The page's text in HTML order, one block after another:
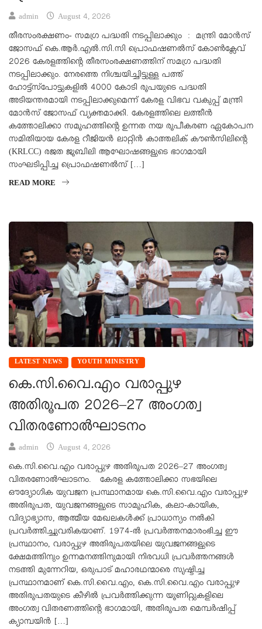
admin August 4, 2026
തീരസംരക്ഷണം- സമഗ്ര പദ്ധതി നടപ്പിലാക്കും : മന്ത്രി മോൻസ്
ജോസഫ് കെ.ആർ.എൽ.സി.സി പ്രൊഫഷണൽസ് കോണ്‍ക്ലേവ്
2026 കേരളത്തിന്റെ തീരസംരക്ഷണത്തിന് സമഗ്ര പദ്ധതി
നടപ്പിലാക്കും. നേരത്തെ നിശ്ചയിച്ചിട്ടുള്ള പത്ത്
ഹോട്ട്സ്പോട്ടുകളിൽ 4000 കോടി രൂപയുടെ പദ്ധതി
അടിയന്തരമായി നടപ്പിലാക്കുമെന്ന് കേരള വിഭവ വകുപ്പ് മന്ത്രി
മോൻസ് ജോസഫ് വ്യക്തമാക്കി. കേരളത്തിലെ ലത്തീൻ
കത്തോലിക്കാ സമൂഹത്തിന്റെ ഉന്നത നയ രൂപീകരണ ഏകോപന
സമിതിയായ കേരള റീജിയൻ ലാറ്റിൻ കാത്തലിക് കൗൺസിലിന്റെ
(KRLCC) രജത ജൂബിലി ആഘോഷങ്ങളുടെ ഭാഗമായി
സംഘടിപ്പിച്ച പ്രൊഫഷണൽസ് […]
READ MORE
LATEST NEWS YOUTH MINISTRY
കെ.സി.വൈ.എം വരാപ്പുഴ
അതിരൂപത 2026–27 അംഗത്വ
വിതരണോൽഘാടനം
admin August 4, 2026
കെ.സി.വൈ.എം വരാപ്പുഴ അതിരൂപത 2026–27 അംഗത്വ
വിതരണോൽഘാടനം. കേരള കത്തോലിക്കാ സഭയിലെ
ഔദ്യോഗിക യുവജന പ്രസ്ഥാനമായ കെ.സി.വൈ.എം വരാപ്പുഴ
അതിരൂപത, യുവജനങ്ങളുടെ സാമൂഹിക, കലാ-കായിക,
വിദ്യാഭ്യാസ, ആത്മീയ മേഖലകൾക്ക് പ്രാധാന്യം നൽകി
പ്രവർത്തിച്ചുവരികയാണ്. 1974-ൽ പ്രവർത്തനമാരംഭിച്ച ഈ
പ്രസ്ഥാനം, വരാപ്പുഴ അതിരൂപതയിലെ യുവജനങ്ങളുടെ
ക്ഷേമത്തിനും ഉന്നമനത്തിനുമായി നിരവധി പ്രവർത്തനങ്ങൾ
നടത്തി മുന്നേറിയ, ഒരുപാട് മഹാരഥന്മാരെ സൃഷ്ടിച്ച
പ്രസ്ഥാനമാണ് കെ.സി.വൈ.എം, കെ.സി.വൈ.എം വരാപ്പുഴ
അതിരൂപതയുടെ കീഴിൽ പ്രവർത്തിക്കുന്ന യൂണിറ്റുകളിലെ
അംഗത്വ വിതരണത്തിന്റെ ഭാഗമായി, അതിരൂപത മെമ്പർഷിപ്പ്
ക്യാമ്പയിൻ […]